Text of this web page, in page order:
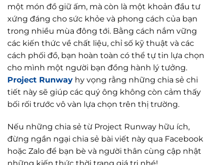
một món đồ giữ ấm, mà còn là một khoản đầu tư
xứng đáng cho sức khỏe và phong cách của bạn
trong nhiều mùa đông tới. Bằng cách nắm vững
các kiến thức về chất liệu, chỉ số kỹ thuật và các
cách phối đồ, bạn hoàn toàn có thể tự tin lựa chọn
cho mình một người bạn đồng hành lý tưởng.
Project Runway hy vọng rằng những chia sẻ chi
tiết này sẽ giúp các quý ông không còn cảm thấy
bối rối trước vô vàn lựa chọn trên thị trường.
Nếu những chia sẻ từ Project Runway hữu ích,
đừng ngần ngại chia sẻ bài viết này qua Facebook
hoặc Zalo để bạn bè và người thân cùng cập nhật